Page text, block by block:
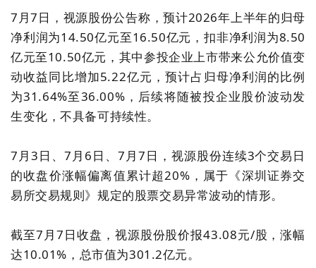
7月7日，视源股份公告称，预计2026年上半年的归母
净利润为14.50亿元至16.50亿元，扣非净利润为8.50
亿元至10.50亿元，其中参投企业上市带来公允价值变
动收益同比增加5.22亿元，预计占归母净利润的比例
为31.64%至36.00%，后续将随被投企业股价波动发
生变化，不具备可持续性。
7月3日、7月6日、7月7日，视源股份连续3个交易日
的收盘价涨幅偏离值累计超20%，属于《深圳证券交
易所交易规则》规定的股票交易异常波动的情形。
截至7月7日收盘，视源股份股价报43.08元/股，涨幅
达10.01%，总市值为301.2亿元。